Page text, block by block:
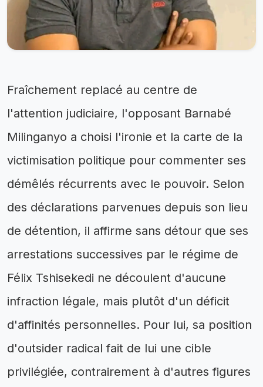
Fraîchement replacé au centre de
l'attention judiciaire, l'opposant Barnabé
Milinganyo a choisi l'ironie et la carte de la
victimisation politique pour commenter ses
démêlés récurrents avec le pouvoir. Selon
des déclarations parvenues depuis son lieu
de détention, il affirme sans détour que ses
arrestations successives par le régime de
Félix Tshisekedi ne découlent d'aucune
infraction légale, mais plutôt d'un déficit
d'affinités personnelles. Pour lui, sa position
d'outsider radical fait de lui une cible
privilégiée, contrairement à d'autres figures